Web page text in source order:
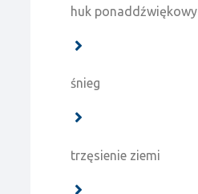
huk ponaddźwiękowy
śnieg
trzęsienie ziemi